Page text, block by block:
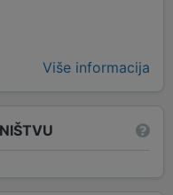
Više informacija